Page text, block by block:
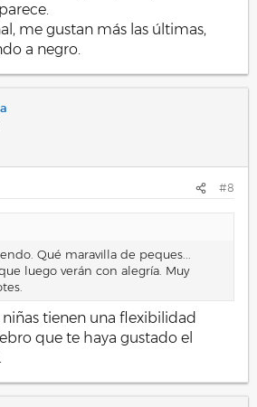
me gustan más las últimas,
a negro.
#8
Qué maravilla de peques...
luego verán con alegría. Muy
niñas tienen una flexibilidad
que te haya gustado el